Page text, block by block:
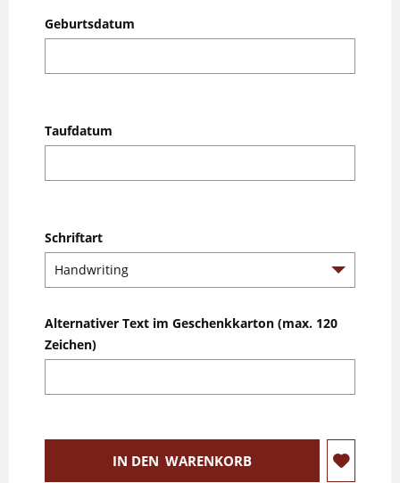
Geburtsdatum
Taufdatum
Schriftart
Alternativer Text im Geschenkkarton (max. 120
Zeichen)
IN DEN WARENKORB